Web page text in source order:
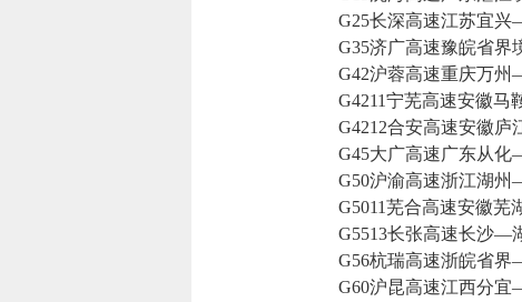
G25长深高速江苏宜兴
G35济广高速豫皖省界
G42沪蓉高速重庆万州
G4211宁芜高速安徽马
G4212合安高速安徽庐
G45大广高速广东从化
G50沪渝高速浙江湖州
G5011芜合高速安徽芜
G5513长张高速长沙—
G56杭瑞高速浙皖省界
G60沪昆高速江西分宜